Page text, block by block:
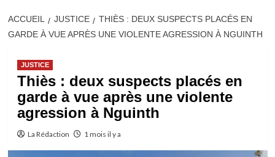
ACCUEIL JUSTICE
THIÈS : DEUX SUSPECTS PLACÉS EN
GARDE À VUE APRÈS UNE VIOLENTE AGRESSION À NGUINTH
JUSTICE
Thiès : deux suspects placés en
garde à vue après une violente
agression à Nguinth
La Rédaction 1 mois il y a